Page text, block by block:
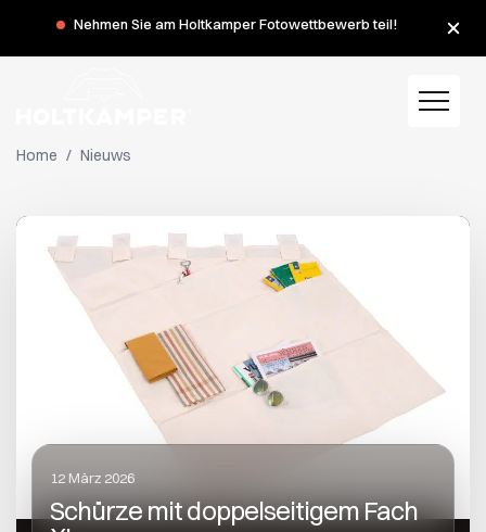
Während der Sommerferien haben wir am Montag, dem 3.
und 10. August, geschlossen.
Home / Nieuws
12 März 2026
Schürze mit doppelseitigem Fach